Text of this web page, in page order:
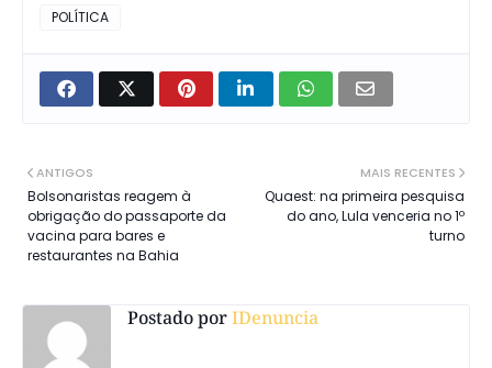
POLÍTICA
MAIS RECENTES
Quaest: na primeira pesquisa
do ano, Lula venceria no 1º
turno
ANTIGOS
Bolsonaristas reagem à
obrigação do passaporte da
vacina para bares e
restaurantes na Bahia
Postado porIDenuncia